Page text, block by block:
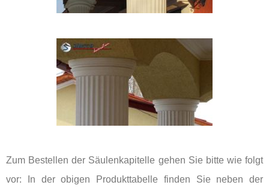
Zum Bestellen der Säulenkapitelle gehen Sie bitte wie folgt
vor: In der obigen Produkttabelle finden Sie neben der